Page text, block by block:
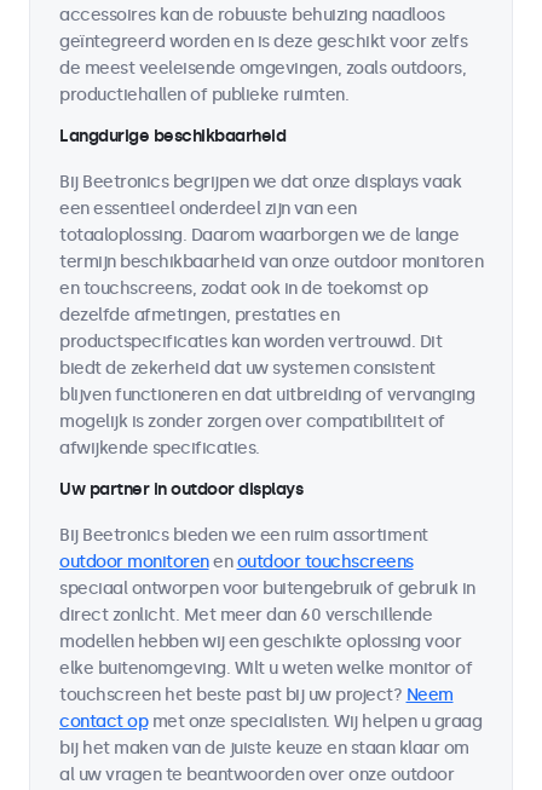
accessoires kan de robuuste behuizing naadloos
geïntegreerd worden en is deze geschikt voor zelfs
de meest veeleisende omgevingen, zoals outdoors,
productiehallen of publieke ruimten.
Langdurige beschikbaarheid
Bij Beetronics begrijpen we dat onze displays vaak
een essentieel onderdeel zijn van een
totaaloplossing. Daarom waarborgen we de lange
termijn beschikbaarheid van onze outdoor monitoren
en touchscreens, zodat ook in de toekomst op
dezelfde afmetingen, prestaties en
productspecificaties kan worden vertrouwd. Dit
biedt de zekerheid dat uw systemen consistent
blijven functioneren en dat uitbreiding of vervanging
mogelijk is zonder zorgen over compatibiliteit of
afwijkende specificaties.
Uw partner in outdoor displays
Bij Beetronics bieden we een ruim assortiment
outdoor monitorenenoutdoor touchscreens
speciaal ontworpen voor buitengebruik of gebruik in
direct zonlicht. Met meer dan 60 verschillende
modellen hebben wij een geschikte oplossing voor
elke buitenomgeving. Wilt u weten welke monitor of
touchscreen het beste past bij uw project? Neem
contact opmet onze specialisten. Wij helpen u graag
bij het maken van de juiste keuze en staan klaar om
al uw vragen te beantwoorden over onze outdoor